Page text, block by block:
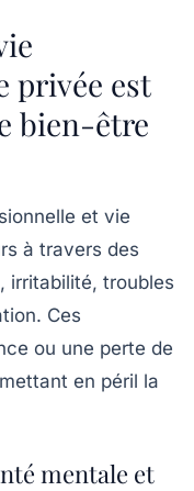
privée est
bien-être
et vie
à travers des
irritabilité, troubles
Ces
ou une perte de
en péril la
mentale et